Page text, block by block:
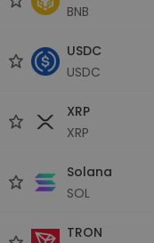
BNB
USDC
USDC
XRP
XRP
Solana
SOL
TRON